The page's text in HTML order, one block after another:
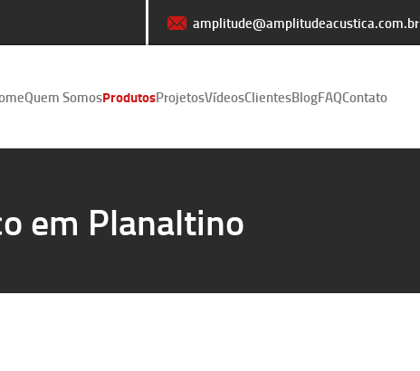
amplitude@amplitudeacustica.com.br
Quem SomosProdutosProjetosVídeosClientesBlogFAQContato
em Planaltino